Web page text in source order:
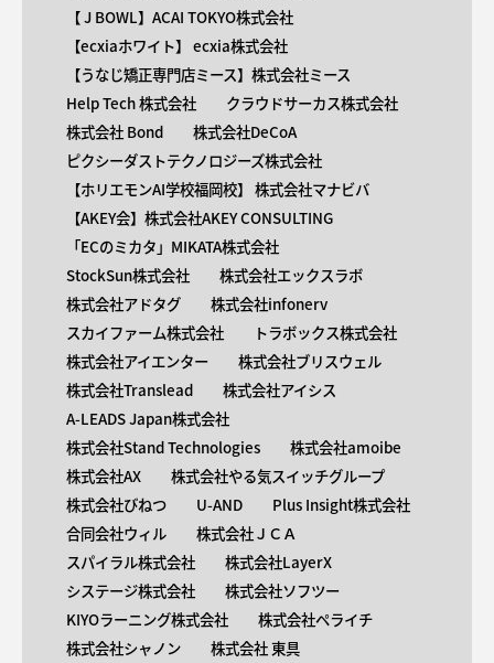
【 ​J BOWL】ACAI TOKYO株式会社
【​ecxiaホワイト】 ecxia株式会社
【​うなじ矯正専門店ミース】株式会社ミース
Help Tech 株式会社
クラウドサーカス株式会社
株式会社 Bond
株式会社DeCoA
ピクシーダストテクノロジーズ株式会社
【ホリエモンAI学校福岡校】 株式会社マナビバ
【AKEY会】株式会社AKEY CONSULTING
「ECのミカタ」MIKATA株式会社
StockSun株式会社
株式会社エックスラボ
株式会社アドタグ
株式会社infonerv
スカイファーム株式会社
トラボックス株式会社
株式会社アイエンター
株式会社ブリスウェル
株式会社Translead
株式会社アイシス
A-LEADS Japan株式会社
株式会社Stand Technologies
株式会社amoibe
株式会社AX
株式会社やる気スイッチグループ
株式会社びねつ
U-AND
Plus Insight株式会社
合同会社ウィル
株式会社ＪＣＡ
スパイラル株式会社
株式会社LayerX
システージ株式会社
株式会社ソフツー
KIYOラーニング株式会社
株式会社ペライチ
株式会社シャノン
株式会社 東具